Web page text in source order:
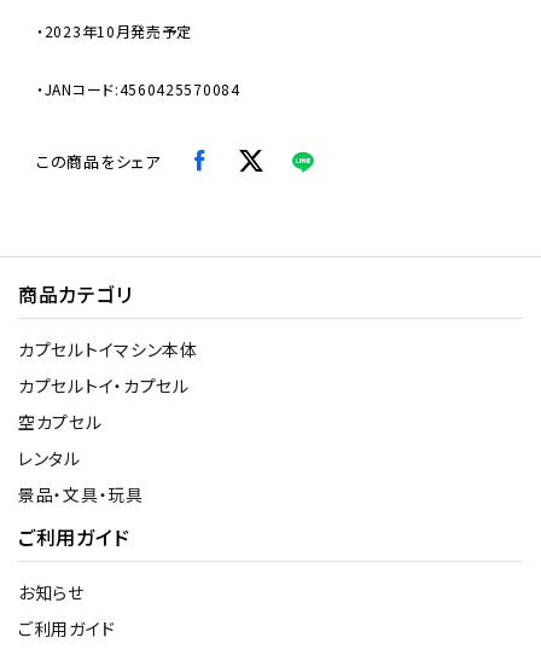
・2023年10月発売予定
・JANコード:4560425570084
この商品をシェア
商品カテゴリ
カプセルトイマシン本体
カプセルトイ・カプセル
空カプセル
レンタル
景品・文具・玩具
ご利用ガイド
お知らせ
ご利用ガイド